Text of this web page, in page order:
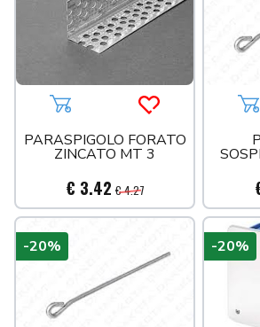
Aggiungi al carrelloAcquista più tardi
PARASPIGOLO FORATO
ZINCATO MT 3
€ 3.42 € 4.27
-20% -20%